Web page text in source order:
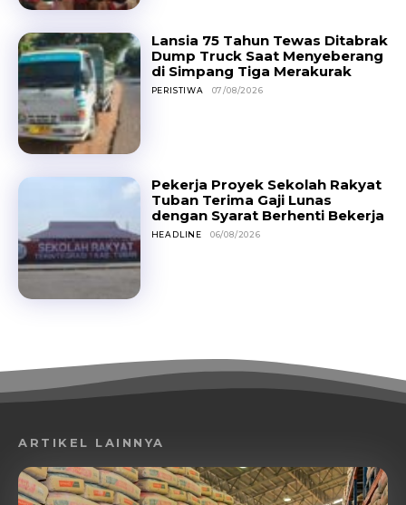
Lansia 75 Tahun Tewas Ditabrak
Dump Truck Saat Menyeberang
di Simpang Tiga Merakurak
PERISTIWA 07/08/2026
Pekerja Proyek Sekolah Rakyat
Tuban Terima Gaji Lunas
dengan Syarat Berhenti Bekerja
HEADLINE 06/08/2026
ARTIKEL LAINNYA